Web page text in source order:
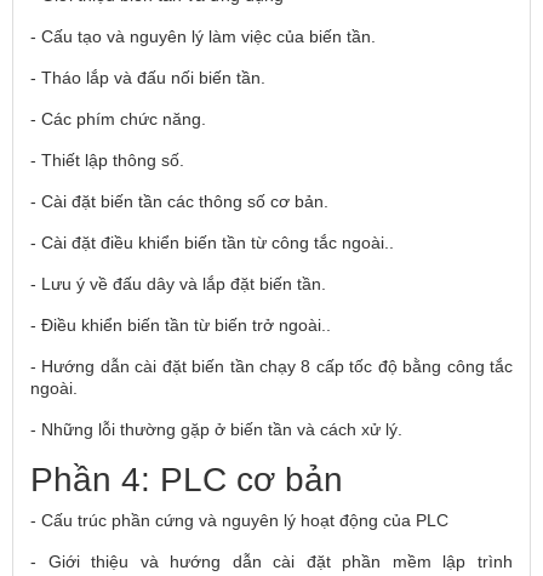
- Cấu tạo và nguyên lý làm việc của biến tần.
- Tháo lắp và đấu nối biến tần.
- Các phím chức năng.
- Thiết lập thông số.
- Cài đặt biến tần các thông số cơ bản.
- Cài đặt điều khiển biến tần từ công tắc ngoài..
- Lưu ý về đấu dây và lắp đặt biến tần.
- Điều khiển biến tần từ biến trở ngoài..
- Hướng dẫn cài đặt biến tần chạy 8 cấp tốc độ bằng công tắc
ngoài.
- Những lỗi thường gặp ở biến tần và cách xử lý.
Phần 4: PLC cơ bản
- Cấu trúc phần cứng và nguyên lý hoạt động của PLC
- Giới thiệu và hướng dẫn cài đặt phần mềm lập trình